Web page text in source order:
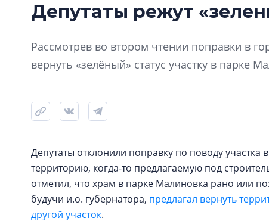
Зелёная ревизия
статус десятков скверов и парков
Депутаты режут
Рассмотрев во втором чтении поправки в
вернуть «зелёный» статус участку в парке
Депутаты отклонили поправку по поводу
территорию, когда-то предлагаемую под
отметил, что храм в парке Малиновка рано или
будучи и.о. губернатора, предлагал вернуть
другой участок.